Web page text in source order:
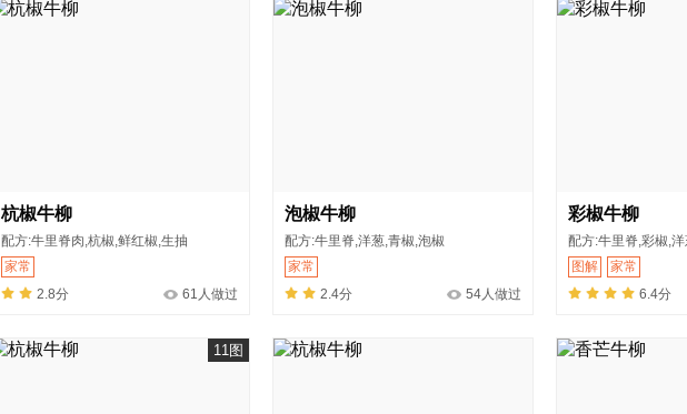
杭椒牛柳
配方:牛里脊肉,杭椒,鲜红椒,生抽
家常
2.8分
61人做过
泡椒牛柳
配方:牛里脊,洋葱,青椒,泡椒
家常
2.4分
54人做过
彩椒牛柳
配方:牛里脊,彩椒,
图解
家常
6.4分
11图